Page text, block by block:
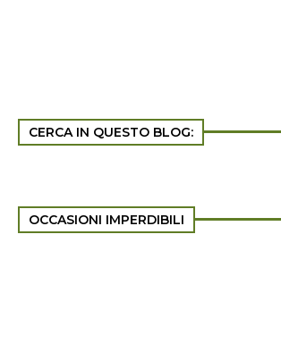
CERCA IN QUESTO BLOG:
OCCASIONI IMPERDIBILI